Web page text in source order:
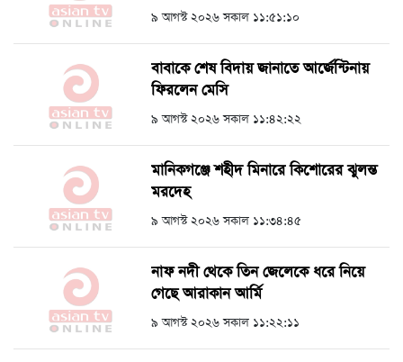
৯ আগস্ট ২০২৬ সকাল ১১:৫১:১০
বাবাকে শেষ বিদায় জানাতে আর্জেন্টিনায়
ফিরলেন মেসি
৯ আগস্ট ২০২৬ সকাল ১১:৪২:২২
মানিকগঞ্জে শহীদ মিনারে কিশোরের ঝুলন্ত
মরদেহ
৯ আগস্ট ২০২৬ সকাল ১১:৩৪:৪৫
নাফ নদী থেকে তিন জেলেকে ধরে নিয়ে
গেছে আরাকান আর্মি
৯ আগস্ট ২০২৬ সকাল ১১:২২:১১